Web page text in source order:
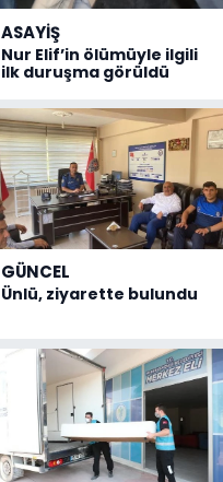
ASAYİŞ
Nur Elif’in ölümüyle ilgili
ilk duruşma görüldü
GÜNCEL
Ünlü, ziyarette bulundu